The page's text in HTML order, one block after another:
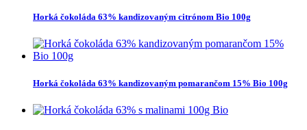
Horká čokoláda 63% kandizovaným citrónom Bio 100g
Horká čokoláda 63% kandizovaným pomarančom 15% Bio 100g